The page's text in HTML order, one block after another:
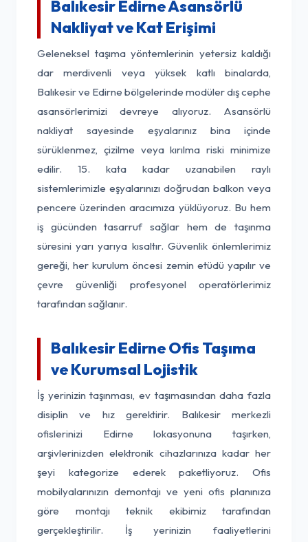
Balıkesir Edirne Asansörlü
Nakliyat ve Kat Erişimi
Geleneksel taşıma yöntemlerinin yetersiz kaldığı
dar merdivenli veya yüksek katlı binalarda,
Balıkesir ve Edirne bölgelerinde modüler dış cephe
asansörlerimizi devreye alıyoruz. Asansörlü
nakliyat sayesinde eşyalarınız bina içinde
sürüklenmez, çizilme veya kırılma riski minimize
edilir. 15. kata kadar uzanabilen raylı
sistemlerimizle eşyalarınızı doğrudan balkon veya
pencere üzerinden aracımıza yüklüyoruz. Bu hem
iş gücünden tasarruf sağlar hem de taşınma
süresini yarı yarıya kısaltır. Güvenlik önlemlerimiz
gereği, her kurulum öncesi zemin etüdü yapılır ve
çevre güvenliği profesyonel operatörlerimiz
tarafından sağlanır.
Balıkesir Edirne Ofis Taşıma
ve Kurumsal Lojistik
İş yerinizin taşınması, ev taşımasından daha fazla
disiplin ve hız gerektirir. Balıkesir merkezli
ofislerinizi Edirne lokasyonuna taşırken,
arşivlerinizden elektronik cihazlarınıza kadar her
şeyi kategorize ederek paketliyoruz. Ofis
mobilyalarınızın demontajı ve yeni ofis planınıza
göre montajı teknik ekibimiz tarafından
gerçekleştirilir. İş yerinizin faaliyetlerini